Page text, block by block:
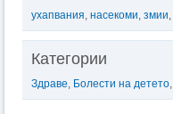
ухапвания, насекоми, змии,
Категории
Здраве, Болести на детето,